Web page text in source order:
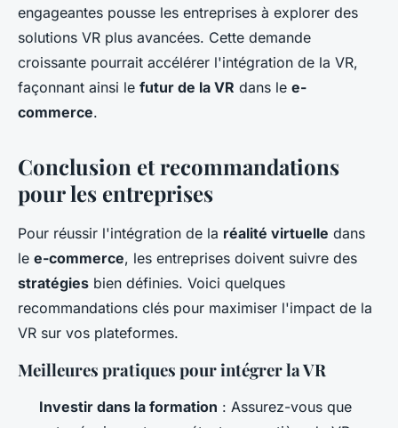
engageantes pousse les entreprises à explorer des
solutions VR plus avancées. Cette demande
croissante pourrait accélérer l'intégration de la VR,
façonnant ainsi le futur de la VR dans le e-
commerce.
Conclusion et recommandations
pour les entreprises
Pour réussir l'intégration de la réalité virtuelle dans
le e-commerce, les entreprises doivent suivre des
stratégies bien définies. Voici quelques
recommandations clés pour maximiser l'impact de la
VR sur vos plateformes.
Meilleures pratiques pour intégrer la VR
Investir dans la formation : Assurez-vous que